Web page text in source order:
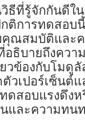
วิธีที่รู้จักกันดี
ติการทดสอบ
คุณสมบัติและ
ธิบายถึงควา
วข้องกับโมดู
วเปอร์เซ็นต์
ดสอบแรงดึง
และความท